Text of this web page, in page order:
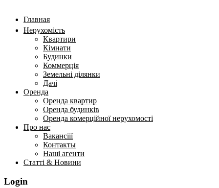
Главная
Нерухомість
Квартири
Кімнати
Будинки
Коммерція
Земельні ділянки
Дачі
Оренда
Оренда квартир
Оренда будинків
Оренда комерційної нерухомості
Про нас
Вакансіії
Контакты
Наші агенти
Статті & Новини
Login